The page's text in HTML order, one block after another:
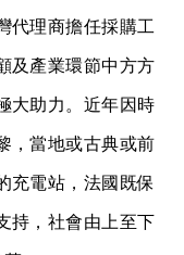
代理商擔任採購工
及產業環節中方方
大助力。近年因時
，當地或古典或前
充電站，法國既保
持，社會由上至下